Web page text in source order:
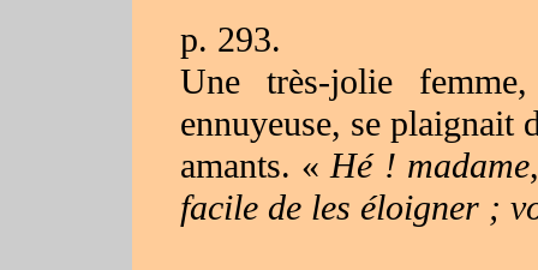
p. 293.
Une très-jolie
ennuyeuse, se plaignait
amants. «Hé ! madame
facile de les éloigner ;